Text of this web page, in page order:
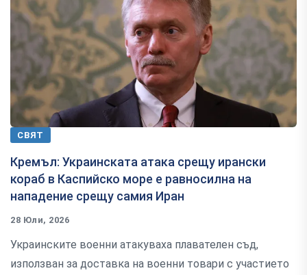
СВЯТ
Кремъл: Украинската атака срещу ирански
кораб в Каспийско море е равносилна на
нападение срещу самия Иран
28 Юли, 2026
Украинските военни атакуваха плавателен съд,
използван за доставка на военни товари с участието